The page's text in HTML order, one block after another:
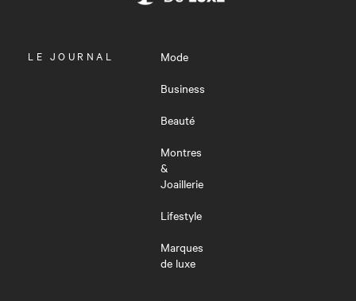
OUVRIR
LE JOURNAL
Mode
Business
Beauté
Montres
&
Joaillerie
Lifestyle
Marques
de luxe